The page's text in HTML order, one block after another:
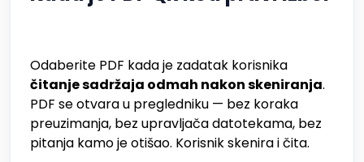
Odaberite PDF kada je zadatak korisnika
čitanje sadržaja odmah nakon skeniranja.
PDF se otvara u pregledniku — bez koraka
preuzimanja, bez upravljača datotekama, bez
pitanja kamo je otišao. Korisnik skenira i čita.